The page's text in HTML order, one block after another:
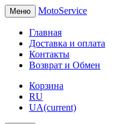
Меню MotoService
Главная
Доставка и оплата
Контакты
Возврат и Обмен
Корзина
RU
UA(current)